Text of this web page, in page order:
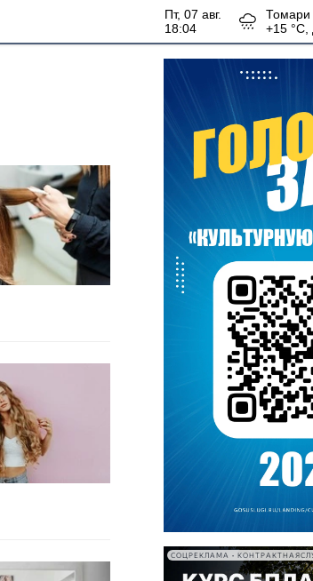
пт, 07 авг.
18:04
Томари
+15 °С,
СОЦРЕКЛАМА •